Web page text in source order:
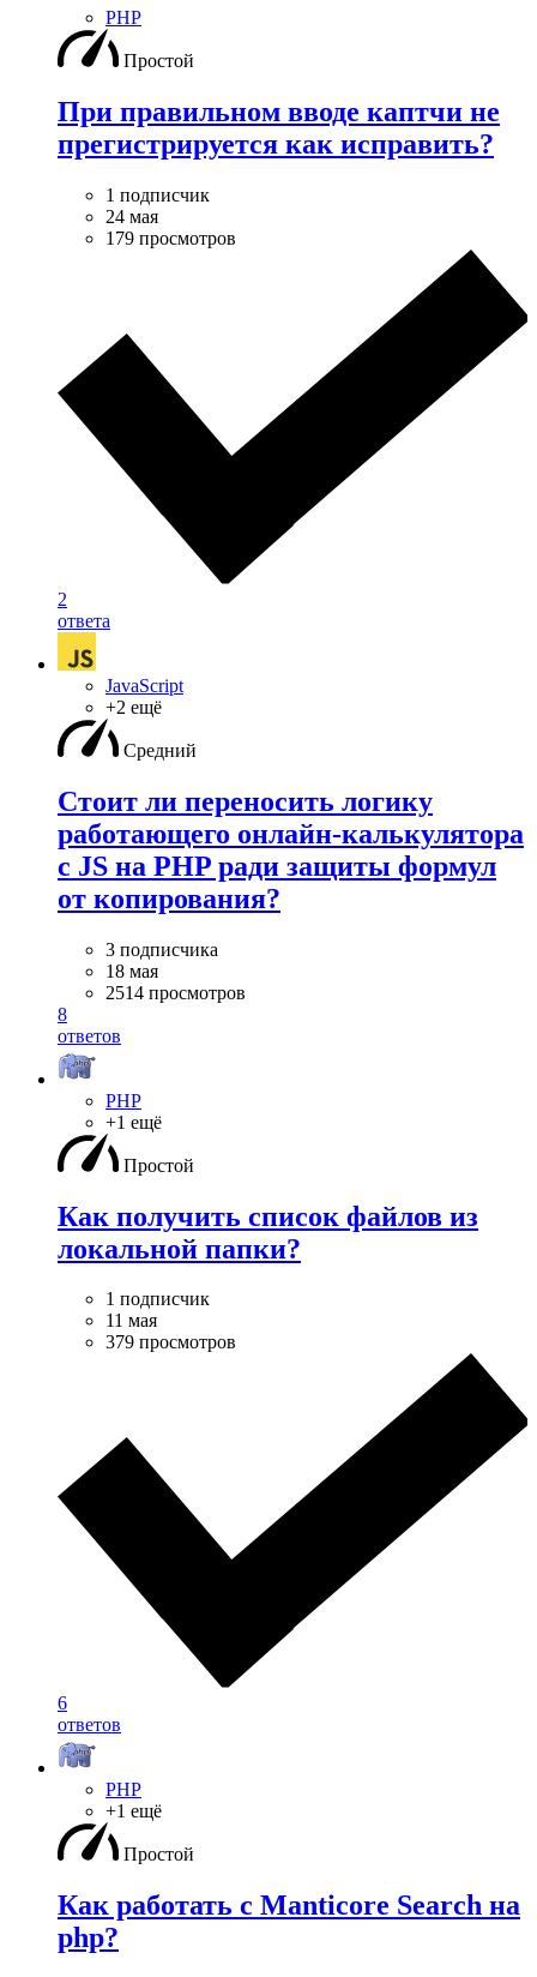
PHP
Простой
При правильном вводе каптчи не
прегистрируется как исправить?
1 подписчик
24 мая
179 просмотров
2
ответа
JavaScript
+2 ещё
Средний
Стоит ли переносить логику
работающего онлайн-калькулятора
с JS на PHP ради защиты формул
от копирования?
3 подписчика
18 мая
2514 просмотров
8
ответов
PHP
+1 ещё
Простой
Как получить список файлов из
локальной папки?
1 подписчик
11 мая
379 просмотров
6
ответов
PHP
+1 ещё
Простой
Как работать с Manticore Search на
php?